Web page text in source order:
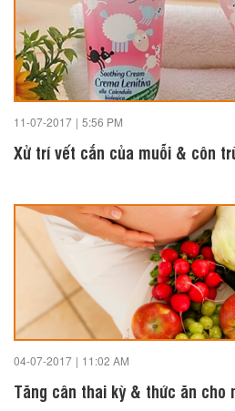
11-07-2017 | 5:56 PM
Xử trí vết cắn của muỗi & côn
04-07-2017 | 11:02 AM
Tăng cân thai kỳ & thức ăn cho